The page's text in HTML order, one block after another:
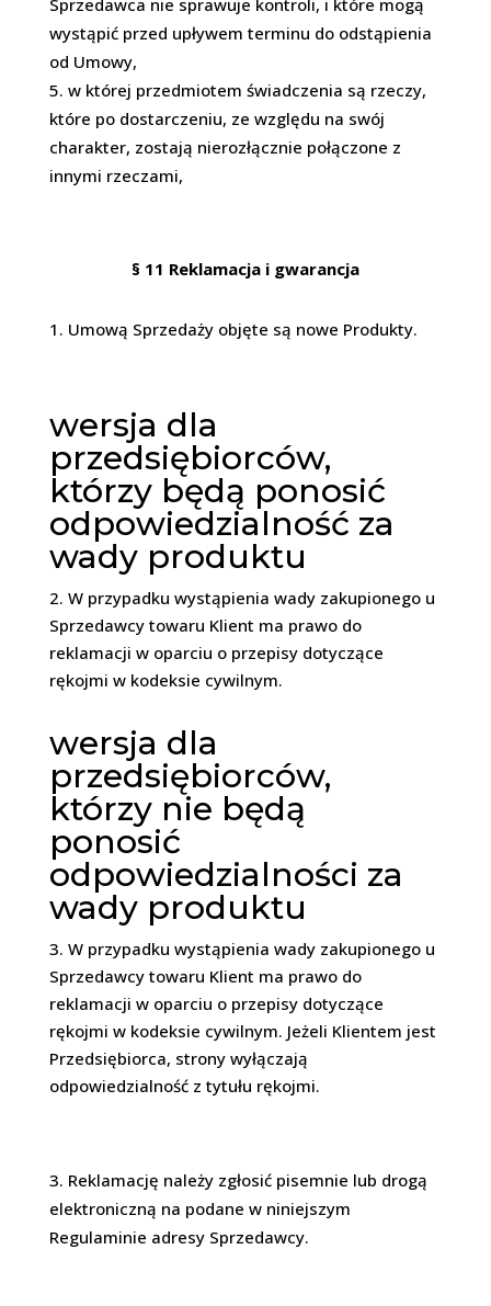
Sprzedawca nie sprawuje kontroli, i które mogą
wystąpić przed upływem terminu do odstąpienia
od Umowy,
w której przedmiotem świadczenia są rzeczy,
które po dostarczeniu, ze względu na swój
charakter, zostają nierozłącznie połączone z
innymi rzeczami,
§ 11 Reklamacja i gwarancja
1. Umową Sprzedaży objęte są nowe Produkty.
wersja dla
przedsiębiorców,
którzy będą ponosić
odpowiedzialność za
wady produktu
2. W przypadku wystąpienia wady zakupionego u
Sprzedawcy towaru Klient ma prawo do
reklamacji w oparciu o przepisy dotyczące
rękojmi w kodeksie cywilnym.
wersja dla
przedsiębiorców,
którzy nie będą
ponosić
odpowiedzialności za
wady produktu
3. W przypadku wystąpienia wady zakupionego u
Sprzedawcy towaru Klient ma prawo do
reklamacji w oparciu o przepisy dotyczące
rękojmi w kodeksie cywilnym. Jeżeli Klientem jest
Przedsiębiorca, strony wyłączają
odpowiedzialność z tytułu rękojmi.
Reklamację należy zgłosić pisemnie lub drogą
elektroniczną na podane w niniejszym
Regulaminie adresy Sprzedawcy.